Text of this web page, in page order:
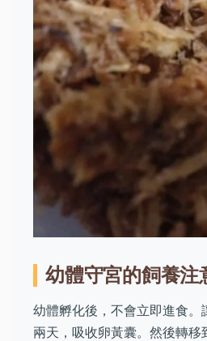
幼體守宮的飼養注
幼體孵化後，不會立即進食。
兩天，吸收卵黃囊。然後轉移